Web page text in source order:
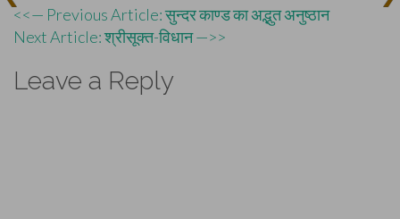
Post
navigation
<<— Previous Article: सुन्दर काण्ड का अद्भुत अनुष्ठान
Next Article: श्रीसूक्त-विधान —>>
Leave a Reply